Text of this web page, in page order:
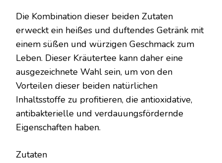
Die Kombination dieser beiden Zutaten
erweckt ein heißes und duftendes Getränk mit
einem süßen und würzigen Geschmack zum
Leben. Dieser Kräutertee kann daher eine
ausgezeichnete Wahl sein, um von den
Vorteilen dieser beiden natürlichen
Inhaltsstoffe zu profitieren, die antioxidative,
antibakterielle und verdauungsfördernde
Eigenschaften haben.
Zutaten